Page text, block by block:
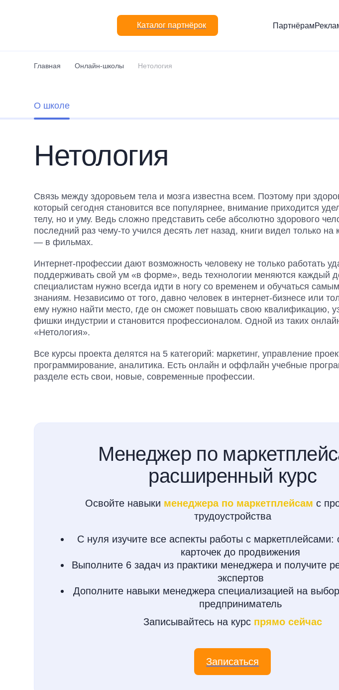
Каталог партнёрок Партнёрам
Главная Онлайн-школы Нетология
О школе
Нетология
Связь между здоровьем тела и мозга известна всем. Поэтому при
который сегодня становится все популярнее, внимание приходится
телу, но и уму. Ведь сложно представить себе абсолютно здорового
последний раз чему-то учился десять лет назад, книги видел только на
— в фильмах.
Интернет-профессии дают возможность человеку не только работать
поддерживать свой ум «в форме», ведь технологии меняются каждый
специалистам нужно всегда идти в ногу со временем и обучаться
знаниям. Независимо от того, давно человек в интернет-бизнесе или
ему нужно найти место, где он сможет повышать свою квалификацию,
фишки индустрии и становится профессионалом. Одной из таких
«Нетология».
Все курсы проекта делятся на 5 категорий: маркетинг, управление
программирование, аналитика. Есть онлайн и оффлайн учебные
разделе есть свои, новые, современные профессии.
Менеджер по
расширенный курс
Освойте навыки менеджера по маркетплейсамс
трудоустройства
С нуля изучите все аспекты работы с маркетплейсами:
карточек до продвижения
Выполните 6 задач из практики менеджера и получите
экспертов
Дополните навыки менеджера специализацией на
предприниматель
Записывайтесь на курс прямо сейчас
Записаться